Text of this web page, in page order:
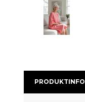
PRODUKTINFO